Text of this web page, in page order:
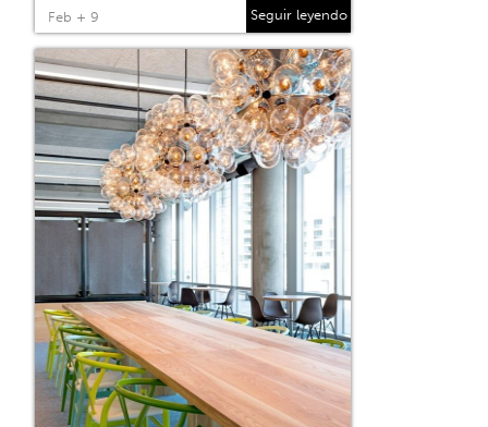
Feb + 9 Seguir leyendo